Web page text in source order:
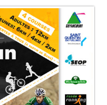
Run 2026